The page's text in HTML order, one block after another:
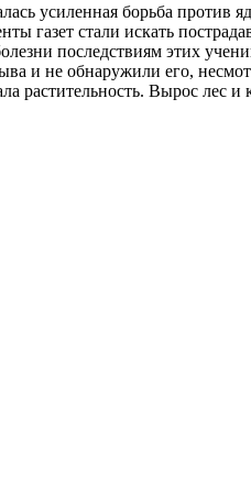
усиленная борьба
газет стали искать
последствиям этих
и не обнаружили его,
растительность. Вырос лес